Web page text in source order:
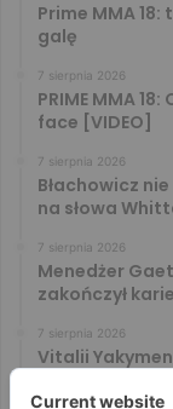
Prime MMA
galę
7 sierpnia 2026
PRIME MMA
face [VIDEO]
7 sierpnia 2026
Błachowicz
na słowa
7 sierpnia 2026
Menedżer
zakończył
7 sierpnia 2026
Vitalii